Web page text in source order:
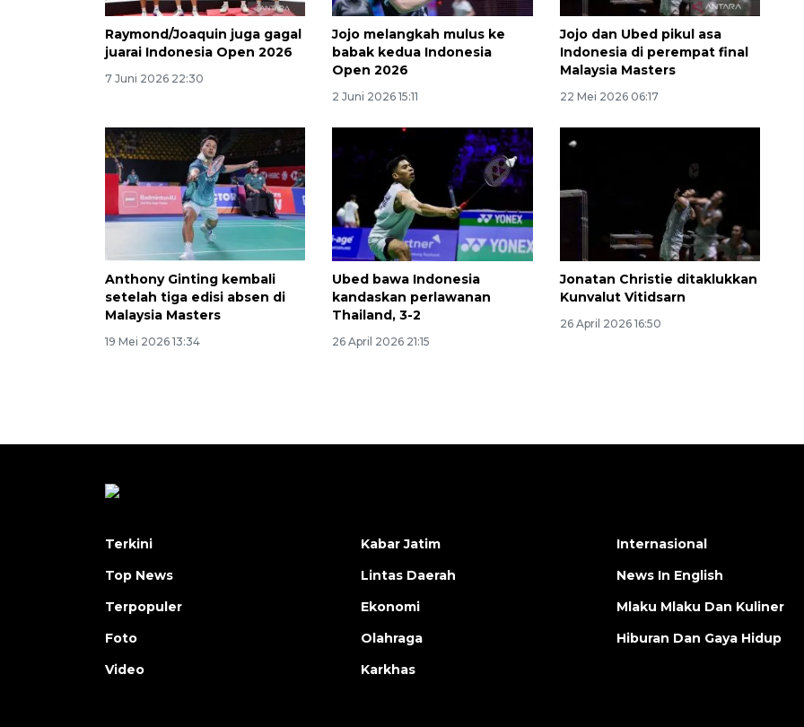
Raymond/Joaquin juga gagal
juarai Indonesia Open 2026
7 Juni 2026 22:30
Jojo melangkah mulus ke
babak kedua Indonesia
Open 2026
2 Juni 2026 15:11
Jojo dan Ubed pikul asa
Indonesia di perempat final
Malaysia Masters
22 Mei 2026 06:17
Anthony Ginting kembali
setelah tiga edisi absen di
Malaysia Masters
19 Mei 2026 13:34
Ubed bawa Indonesia
kandaskan perlawanan
Thailand, 3-2
26 April 2026 21:15
Jonatan Christie ditaklukkan
Kunvalut Vitidsarn
26 April 2026 16:50
Ekonomi triwulan II-2026
tumbuh 5,29 persen
2026-08-06 18:45:00
Terkini
Top News
Terpopuler
Foto
Video
Kabar Jatim
Lintas Daerah
Ekonomi
Olahraga
Karkhas
Internasional
News In English
Mlaku Mlaku Dan Kuliner
Hiburan Dan Gaya Hidup